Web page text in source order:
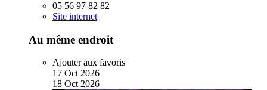
05 56 97 82 82
Site internet
Au même endroit
Ajouter aux favoris
17 Oct 2026
18 Oct 2026